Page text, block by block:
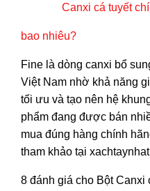
Canxi cá tuyết
bao nhiêu?
Fine là dòng canxi bổ
Việt Nam nhờ khả năng
tối ưu và tạo nên hệ
phẩm đang được bán
mua đúng hàng chính
tham khảo tại
8 đánh giá cho Bột Canxi